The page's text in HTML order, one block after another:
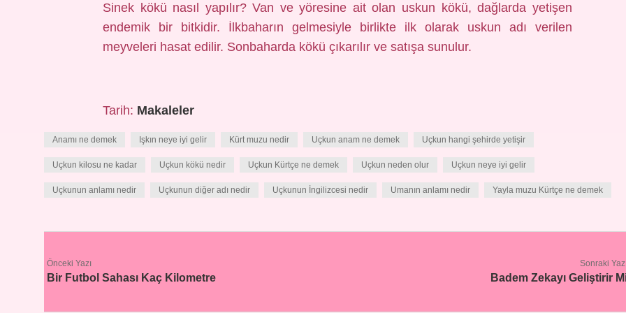
Sinek kökü nasıl yapılır? Van ve yöresine ait olan uskun kökü, dağlarda yetişen
endemik bir bitkidir. İlkbaharın gelmesiyle birlikte ilk olarak uskun adı verilen
meyveleri hasat edilir. Sonbaharda kökü çıkarılır ve satışa sunulur.
Tarih: Makaleler
Anamı ne demek Işkın neye iyi gelir Kürt muzu nedir Uçkun anam ne demek Uçkun hangi şehirde yetişir
Uçkun kilosu ne kadar Uçkun kökü nedir Uçkun Kürtçe ne demek Uçkun neden olur Uçkun neye iyi gelir
Uçkunun anlamı nedir Uçkunun diğer adı nedir Uçkunun İngilizcesi nedir Umanın anlamı nedir Yayla muzu Kürtçe ne demek
Önceki Yazı
Bir Futbol Sahası Kaç Kilometre
Sonraki
Badem Zekayı Geliştirir